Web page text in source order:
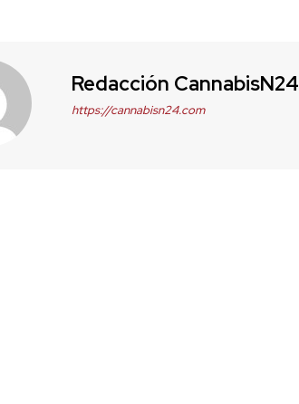
Redacción CannabisN24
https://cannabisn24.com